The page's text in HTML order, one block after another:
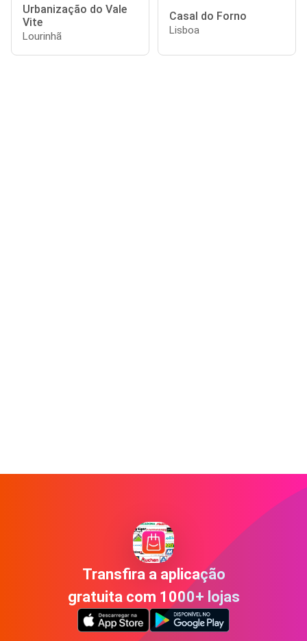
Urbanização do Vale
Vite
Lourinhã
Casal do Forno
Lisboa
Transfira a aplicação
gratuita com 1000+ lojas